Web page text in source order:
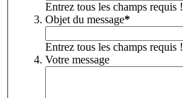
Entrez tous les champs requis !
Objet du message*
Entrez tous les champs requis !
Votre message